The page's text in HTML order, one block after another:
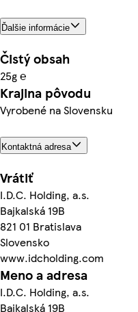
Ďalšie informácie
Čistý obsah
25g ℮
Krajina pôvodu
Vyrobené na Slovensku
Kontaktná adresa
Vrátiť
I.D.C. Holding, a.s.
Bajkalská 19B
821 01 Bratislava
Slovensko
www.idcholding.com
Meno a adresa
I.D.C. Holding, a.s.
Bajkalská 19B